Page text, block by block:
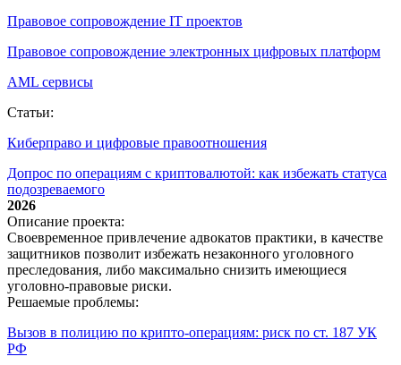
Правовое сопровождение IT проектов
Правовое сопровождение электронных цифровых платформ
AML сервисы
Статьи:
Киберправо и цифровые правоотношения
Допрос по операциям с криптовалютой: как избежать статуса
подозреваемого
2026
Описание проекта:
Своевременное привлечение адвокатов практики, в качестве
защитников позволит избежать незаконного уголовного
преследования, либо максимально снизить имеющиеся
уголовно-правовые риски.
Решаемые проблемы:
Вызов в полицию по крипто‑операциям: риск по ст. 187 УК
РФ